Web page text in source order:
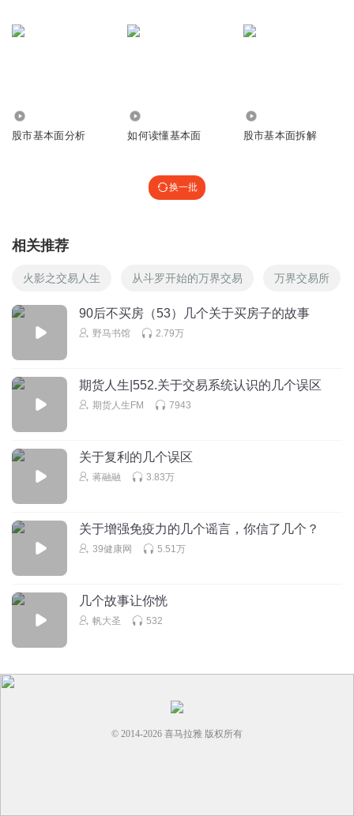
股市基本面分析 如何读懂基本面 股市基本面拆解
换一批
相关推荐
火影之交易人生 从斗罗开始的万界交易 万界交易所
90后不买房（53）几个关于买房子的故事
野马书馆 2.79万
期货人生|552.关于交易系统认识的几个误区
期货人生FM 7943
关于复利的几个误区
蒋融融 3.83万
关于增强免疫力的几个谣言，你信了几个？
39健康网 5.51万
几个故事让你恍
帆大圣 532
© 2014-2026 喜马拉雅 版权所有